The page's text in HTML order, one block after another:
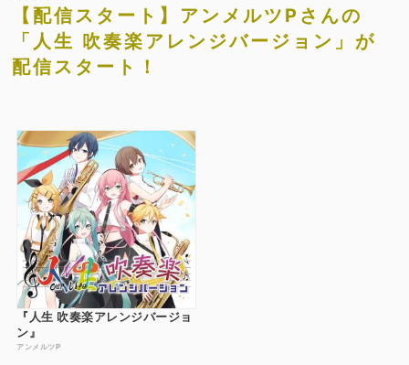
【配信スタート】アンメルツPさんの
「人生 吹奏楽アレンジバージョン」が
配信スタート！
『人生 吹奏楽アレンジバージョ
ン』
アンメルツP